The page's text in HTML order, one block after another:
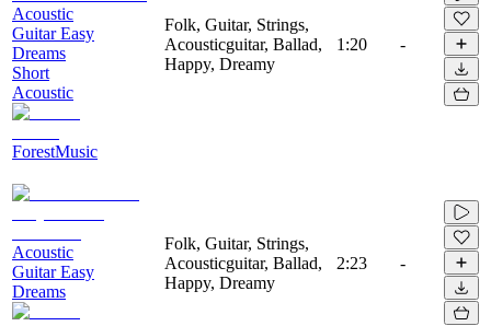
Acoustic
Guitar Easy
Dreams
Short
Acoustic
ForestMusic
Folk, Guitar, Strings,
Acousticguitar, Ballad,
Happy, Dreamy
1:20 -
Acoustic
Guitar Easy
Dreams
Folk, Guitar, Strings,
Acousticguitar, Ballad,
Happy, Dreamy
2:23 -